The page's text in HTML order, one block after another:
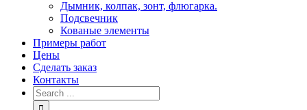
Дымник, колпак, зонт, флюгарка.
Подсвечник
Кованые элементы
Примеры работ
Цены
Сделать заказ
Контакты
Search
for: